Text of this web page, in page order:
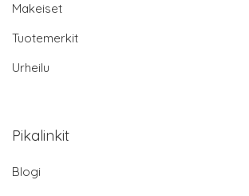
Makeiset
Tuotemerkit
Urheilu
Pikalinkit
Blogi